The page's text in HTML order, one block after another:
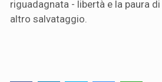
riguadagnata - libertà e la paura
altro salvataggio.